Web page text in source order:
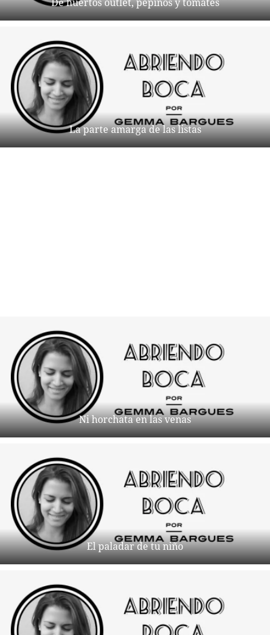
De huertos outlet, pepinos y tomates
La parte amarga de las listas
Ni horchata en las venas
El paladar de tu niño